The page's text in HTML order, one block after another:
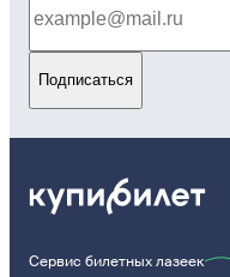
Подписаться
Сервис билетных лазеек